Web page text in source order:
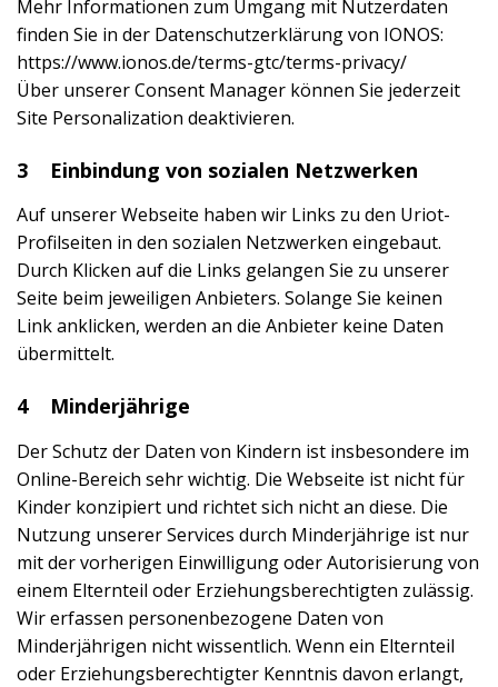
Mehr Informationen zum Umgang mit Nutzerdaten
finden Sie in der Datenschutzerklärung von IONOS:
https://www.ionos.de/terms-gtc/terms-privacy/
Über unserer Consent Manager können Sie jederzeit
Site Personalization deaktivieren.
3 Einbindung von sozialen Netzwerken
Auf unserer Webseite haben wir Links zu den Uriot-
Profilseiten in den sozialen Netzwerken eingebaut.
Durch Klicken auf die Links gelangen Sie zu unserer
Seite beim jeweiligen Anbieters. Solange Sie keinen
Link anklicken, werden an die Anbieter keine Daten
übermittelt.
4 Minderjährige
Der Schutz der Daten von Kindern ist insbesondere im
Online-Bereich sehr wichtig. Die Webseite ist nicht für
Kinder konzipiert und richtet sich nicht an diese. Die
Nutzung unserer Services durch Minderjährige ist nur
mit der vorherigen Einwilligung oder Autorisierung von
einem Elternteil oder Erziehungsberechtigten zulässig.
Wir erfassen personenbezogene Daten von
Minderjährigen nicht wissentlich. Wenn ein Elternteil
oder Erziehungsberechtigter Kenntnis davon erlangt,